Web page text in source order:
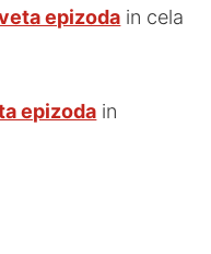
epizoda in cela
epizoda in